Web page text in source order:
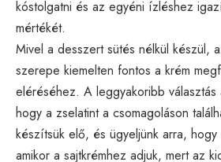
kóstolgatni és az egyéni ízléshez
mértékét.
Mivel a desszert sütés nélkül készül,
szerepe kiemelten fontos a krém
eléréséhez. A leggyakoribb választás
hogy a zselatint a csomagoláson
készítsük elő, és ügyeljünk arra,
amikor a sajtkrémhez adjuk, mert az